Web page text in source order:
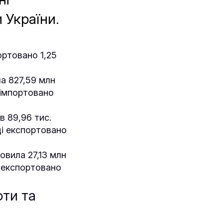
1,25
827,59 млн
89,96 тис.
експортовано
27,13 млн
та